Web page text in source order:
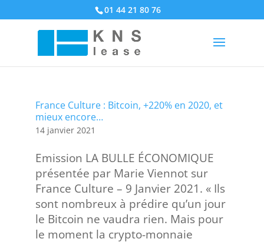
01 44 21 80 76
France Culture : Bitcoin, +220% en 2020, et
mieux encore…
14 janvier 2021
Emission LA BULLE ÉCONOMIQUE
présentée par Marie Viennot sur
France Culture – 9 Janvier 2021. « Ils
sont nombreux à prédire qu’un jour
le Bitcoin ne vaudra rien. Mais pour
le moment la crypto-monnaie